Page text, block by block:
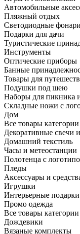
Автомобильные
Пляжный отдых
Светодиодные
Подарки для дачи
Туристические
Инструменты
Оптические приборы
Банные
Товары для
Подушки под шею
Наборы для пикника
Складные ножи с
Дом
Все товары категории
Декоративные свечи
Домашний текстиль
Часы и метеостанции
Полотенца с
Пледы
Аксессуары и
Игрушки
Интерьерные подарки
Промо одежда
Все товары категории
Дождевики
Вязаные комплекты